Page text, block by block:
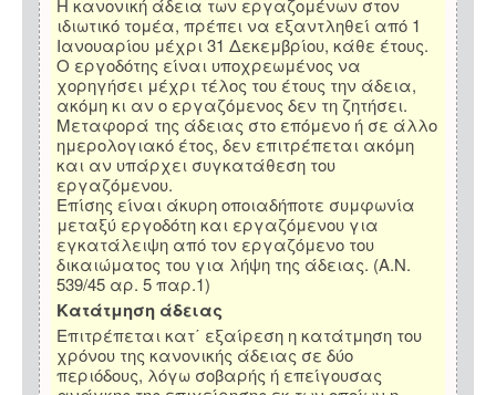
ιδιωτικό τομέα, πρέπει να εξαντληθεί από 1
Ιανουαρίου μέχρι 31 Δεκεμβρίου, κάθε έτους.
Ο εργοδότης είναι υποχρεωμένος να
χορηγήσει μέχρι τέλος του έτους την άδεια,
ακόμη κι αν ο εργαζόμενος δεν τη ζητήσει.
Μεταφορά της άδειας στο επόμενο ή σε άλλο
ημερολογιακό έτος, δεν επιτρέπεται ακόμη
και αν υπάρχει συγκατάθεση του
εργαζόμενου.
Επίσης είναι άκυρη οποιαδήποτε συμφωνία
μεταξύ εργοδότη και εργαζόμενου για
εγκατάλειψη από τον εργαζόμενο του
δικαιώματος του για λήψη της άδειας. (Α.Ν.
539/45 αρ. 5 παρ.1)
Κατάτμηση άδειας
Επιτρέπεται κατ΄ εξαίρεση η κατάτμηση του
χρόνου της κανονικής άδειας σε δύο
περιόδους, λόγω σοβαρής ή επείγουσας